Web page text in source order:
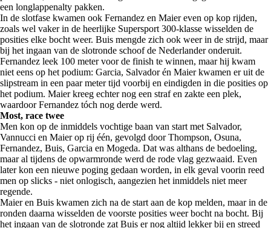
een longlappenalty pakken.
In de slotfase kwamen ook Fernandez en Maier even op kop rijden,
zoals wel vaker in de heerlijke Supersport 300-klasse wisselden de
posities elke bocht weer. Buis mengde zich ook weer in de strijd, maar
bij het ingaan van de slotronde schoof de Nederlander onderuit.
Fernandez leek 100 meter voor de finish te winnen, maar hij kwam
niet eens op het podium: Garcia, Salvador én Maier kwamen er uit de
slipstream in een paar meter tijd voorbij en eindigden in die posities op
het podium. Maier kreeg echter nog een straf en zakte een plek,
waardoor Fernandez tóch nog derde werd.
Most, race twee
Men kon op de inmiddels vochtige baan van start met Salvador,
Vannucci en Maier op rij één, gevolgd door Thompson, Osuna,
Fernandez, Buis, Garcia en Mogeda. Dat was althans de bedoeling,
maar al tijdens de opwarmronde werd de rode vlag gezwaaid. Even
later kon een nieuwe poging gedaan worden, in elk geval voorin reed
men op slicks - niet onlogisch, aangezien het inmiddels niet meer
regende.
Maier en Buis kwamen zich na de start aan de kop melden, maar in de
ronden daarna wisselden de voorste posities weer bocht na bocht. Bij
het ingaan van de slotronde zat Buis er nog altijd lekker bij en streed